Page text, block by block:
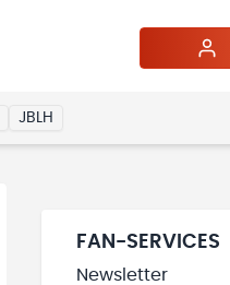
JBLH
FAN-SERVICES
Newsletter